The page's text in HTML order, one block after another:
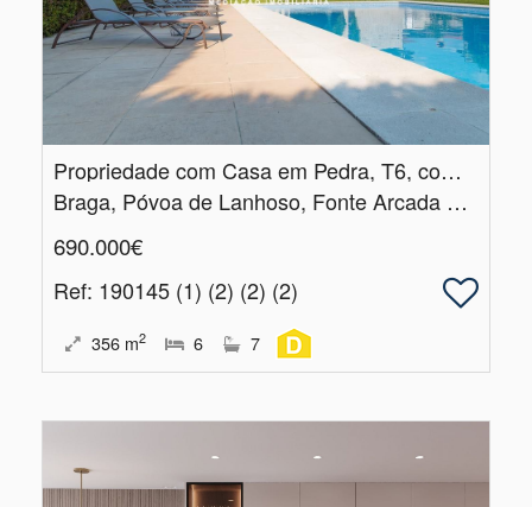
Propriedade com Casa em Pedra, T6, com piscina e campo de jogos
Braga, Póvoa de Lanhoso, Fonte Arcada e Oliveira
690.000€
Ref: 190145 (1) (2) (2) (2)
356 m2 6 7